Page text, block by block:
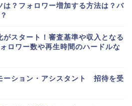
？フォロワー増加する方法は？バ
スタート！審査基準や収入となる
ロワー数や再生時間のハードルな
ーション・アシスタント 招待を受